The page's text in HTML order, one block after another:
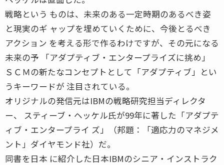
戦略という ものは、未来のある一定時期のあるべき姿
と現実のギ ャップを埋めていくために、今後とるべき
アクション を考える形で作るわけですが、その元になる
未来の予 「アダプティブ・エンタープライズに挑め」
ＳＣＭの新たなコンセプトとして「アダプティブ」とい
うキーワードが 注目されている。
オリジナルの発信元はIBMの戦略研究担当ディレクタ
ー、 スティーブ・ヘッケル氏が99年に著した「アダプテ
ィブ・エンタープライ ズ」（邦題：「適応力のマネジメ
ント」ダイヤモンド社）だ。
同書を日本 に紹介した日本IBMのシニア・インストラク